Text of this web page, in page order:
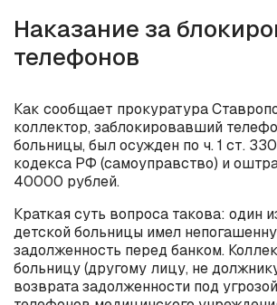
Наказание за
телефонов
Как сообщает прокуратура
коллектор, заблокировавший
больницы, был осужден по ч. 1 ст.
кодекса РФ (самоуправство) и
40000 рублей.
Краткая суть вопроса такова: один
детской больницы имел
задолженность перед банком.
больницу (другому лицу, не
возврата задолженности под